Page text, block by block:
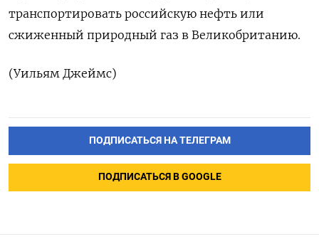
транспортировать российскую нефть или
сжиженный природный газ в Великобританию.
(Уильям Джеймс)
ПОДПИСАТЬСЯ НА ТЕЛЕГРАМ
ПОДПИСАТЬСЯ В GOOGLE